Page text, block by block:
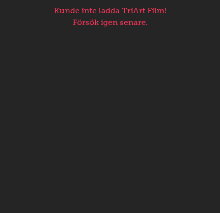
Kunde inte ladda TriArt Film!
Försök igen senare.